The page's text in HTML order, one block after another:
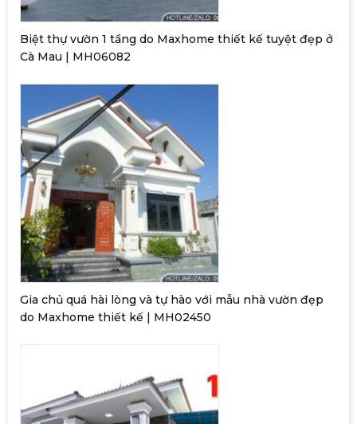
Biệt thự vườn 1 tầng do Maxhome thiết kế tuyệt đẹp ở
Cà Mau | MH06082
Gia chủ quá hài lòng và tự hào với mẫu nhà vườn đẹp
do Maxhome thiết kế | MH02450